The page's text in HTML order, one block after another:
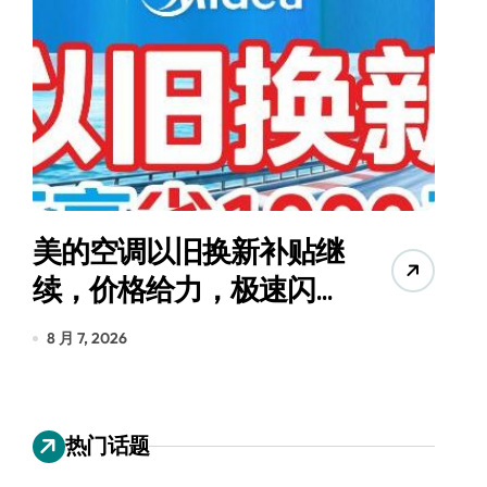
美的空调以旧换新补贴继
续，价格给力，极速闪
装！
8 月 7, 2026
热门话题